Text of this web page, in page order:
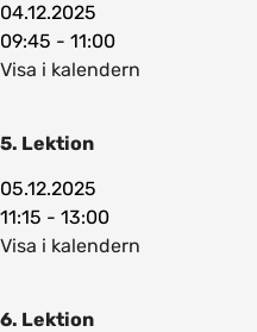
04.12.2025
09:45 - 11:00
Visa i kalendern
5. Lektion
05.12.2025
11:15 - 13:00
Visa i kalendern
6. Lektion